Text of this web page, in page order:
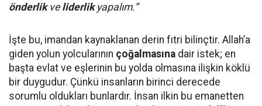
önderlikveliderlikyapalım.”
İşte bu, imandan kaynaklanan derin fıtri bilinçtir. Allah’a
giden yolun yolcularının çoğalmasına dair istek; en
başta evlat ve eşlerinin bu yolda olmasına ilişkin köklü
bir duygudur. Çünkü insanların birinci derecede
sorumlu oldukları bunlardır. İnsan ilkin bu emanetten